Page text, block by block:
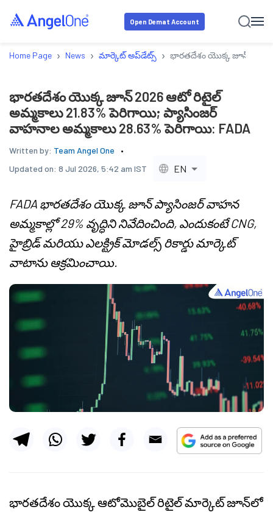
Open Demat Account
Home Page › News › మార్కెట్ అప్‌డేట్స్ › భారతదేశం యొక్క జూన్ 2026
భారతదేశం యొక్క జూన్ 2026 ఆటో రిటైల్
అమ్మకాలు 21.83% పెరిగాయి; ప్యాసింజర్
వాహనాల అమ్మకాలు 28.63% పెరిగాయి: FADA
Written by: Team Angel One
Updated on: 8 Jul 2026, 5:42 am IST EN
FADA భారతదేశం యొక్క జూన్ ప్యాసింజర్ వాహన
అమ్మకాల్లో 29% వృద్ధిని నివేదించింది, ఎందుకంటే CNG,
హైబ్రిడ్ మరియు ఎలక్ట్రిక్ మోడల్స్ రికార్డు మార్కెట్
వాటాను ఆక్రమించాయి.
భారతదేశం యొక్క ఆటోమొబైల్ రిటైల్ మార్కెట్ జూన్‌లో